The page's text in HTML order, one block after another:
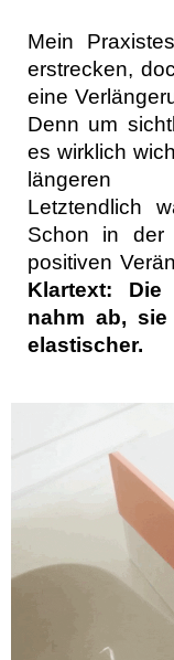
Mein
erstrecken,
eine
Denn um
es wirklich
längeren
Letztendlich
Schon in der
positiven
Klartext: Die
nahm ab,
elastischer.